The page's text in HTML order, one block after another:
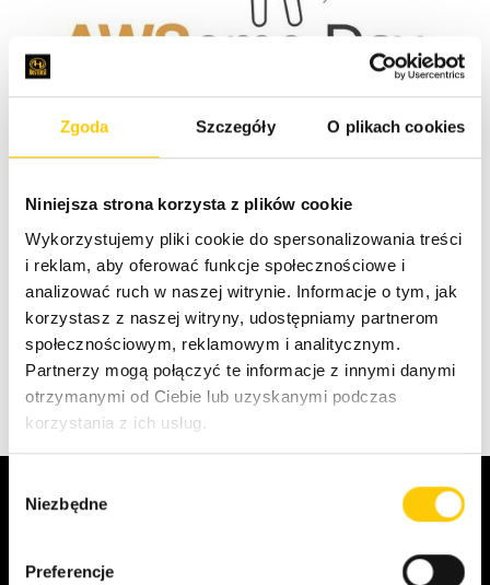
Zgoda Szczegóły O plikach cookies
Niniejsza strona korzysta z plików cookie
Wykorzystujemy pliki cookie do spersonalizowania treści
i reklam, aby oferować funkcje społecznościowe i
analizować ruch w naszej witrynie. Informacje o tym, jak
korzystasz z naszej witryny, udostępniamy partnerom
społecznościowym, reklamowym i analitycznym.
Partnerzy mogą połączyć te informacje z innymi danymi
otrzymanymi od Ciebie lub uzyskanymi podczas
korzystania z ich usług.
Niezbędne
Preferencje
różnych miastach na całym świecie to nie lada gratka
dla entuzjastów chmury obliczeniowej. Tym razem
AWSome Day oparty jest na kursie Amazona,
wprowadzającym w meandry Amazon Web Services
i budowania skalowalnych aplikacji w chmurze.
Warszawskie wydarzenie było nie tylko dobrą okazją
do uzupełnienia wiedzy, ale również do dzielenia się
swoim doświadczeniem, co też chętnie uczyniliśmy.
Cloud & Server Experts